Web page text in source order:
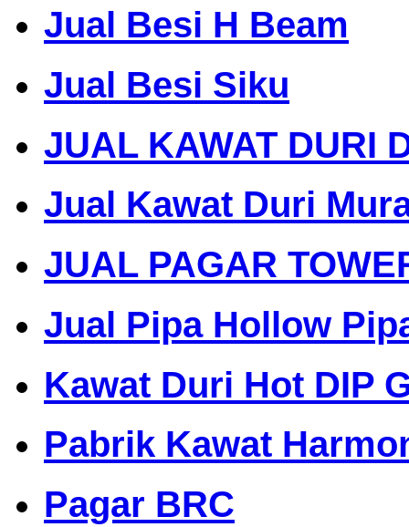
Jual Besi H Beam
Jual Besi Siku
JUAL KAWAT DURI
Jual Kawat Duri
JUAL PAGAR
Jual Pipa Hollow
Kawat Duri Hot DIP
Pabrik Kawat
Pagar BRC